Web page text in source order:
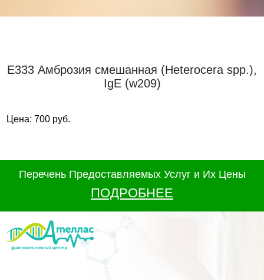
Е333 Амброзия смешанная (Heterocera spp.),
IgE (w209)
Цена: 700 руб.
Перечень Предоставляемых Услуг и Их Цены
ПОДРОБНЕЕ